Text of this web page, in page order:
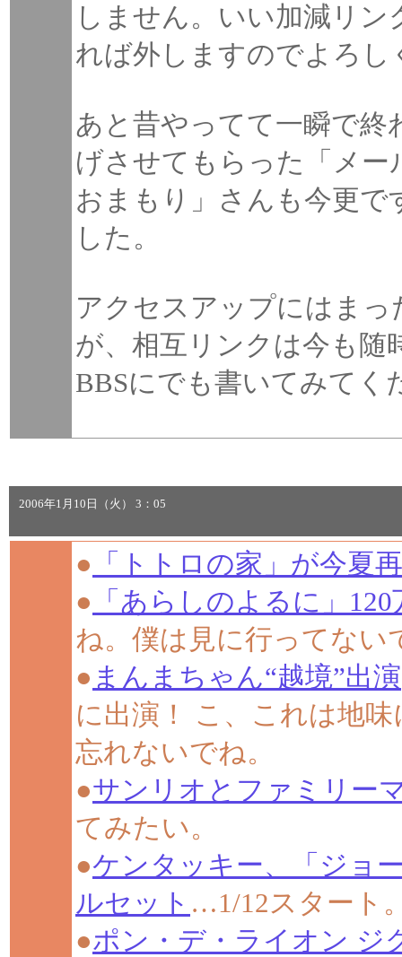
しません。いい加減リ
れば外しますのでよろ
あと昔やってて一瞬で
げさせてもらった「メ
おまもり」さんも今更
した。
アクセスアップにはま
が、相互リンクは今も随
BBSにでも書いてみてく
2006年1月10日（火） 3：05
● 「トトロの家」が今夏
● 「あらしのよるに」
ね。僕は見に行ってない
● まんまちゃん“越境”出演
に出演！ こ、これは地
忘れないでね。
●サンリオとファミリー
てみたい。
●ケンタッキー、「ジョ
ルセット …1/12スタート
●ポン・デ・ライオン ジ